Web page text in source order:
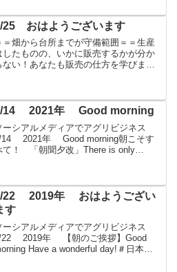
25 おはようございます
＝畑から台所までが守備範囲＝＝生産
したものの、いかに販売するかが分か
ない！あなたも販売の仕方を学びませ
14 2021年 Good morning
ーシアルメディアでアグリビジネス
14 2021年 Good morning朝こそす
て！ 「朝聞夕改」There is only
22 2019年 おはようござい
す
ーシアルメディアでアグリビジネス
22 2019年 【朝のご挨拶】Good
Have a wonderful day!＃日本農